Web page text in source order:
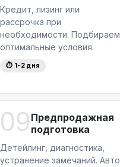
Кредит, лизинг или
рассрочка при
необходимости. Подбираем
оптимальные условия.
⏱ 1-2 дня
09 Предпродажная
подготовка
Детейлинг, диагностика,
устранение замечаний. Авто